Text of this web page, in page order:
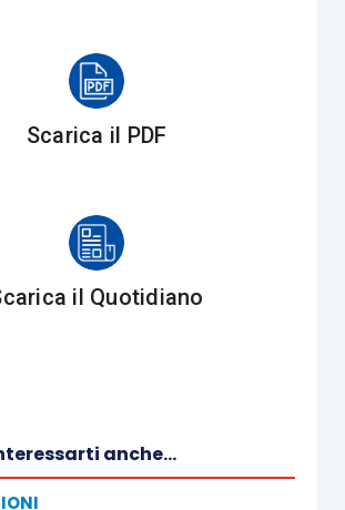
derivante da fonti
e relativi impianti di stoccaggio
prodotta, nonché, con
per la transizione digitale ed
dei processi produttivi);
categorie di software ulteriori
autoprodotta e
o quelli che introducono
Scarica il PDF
il Quotidiano
anche...